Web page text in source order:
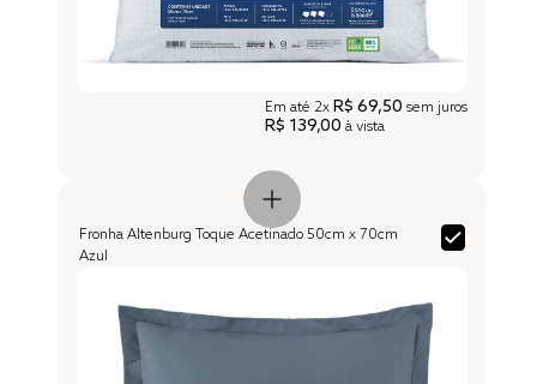
Em até 2x R$ 69,50 sem juros
R$ 139,00 à vista
Fronha Altenburg Toque Acetinado 50cm x 70cm
Azul